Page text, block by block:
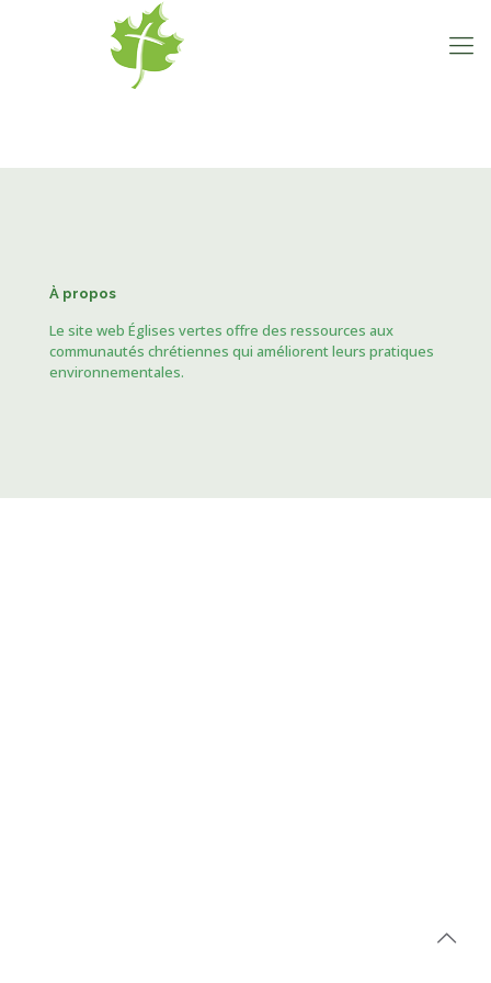
À propos
Le site web Églises vertes offre des ressources aux
communautés chrétiennes qui améliorent leurs pratiques
environnementales.